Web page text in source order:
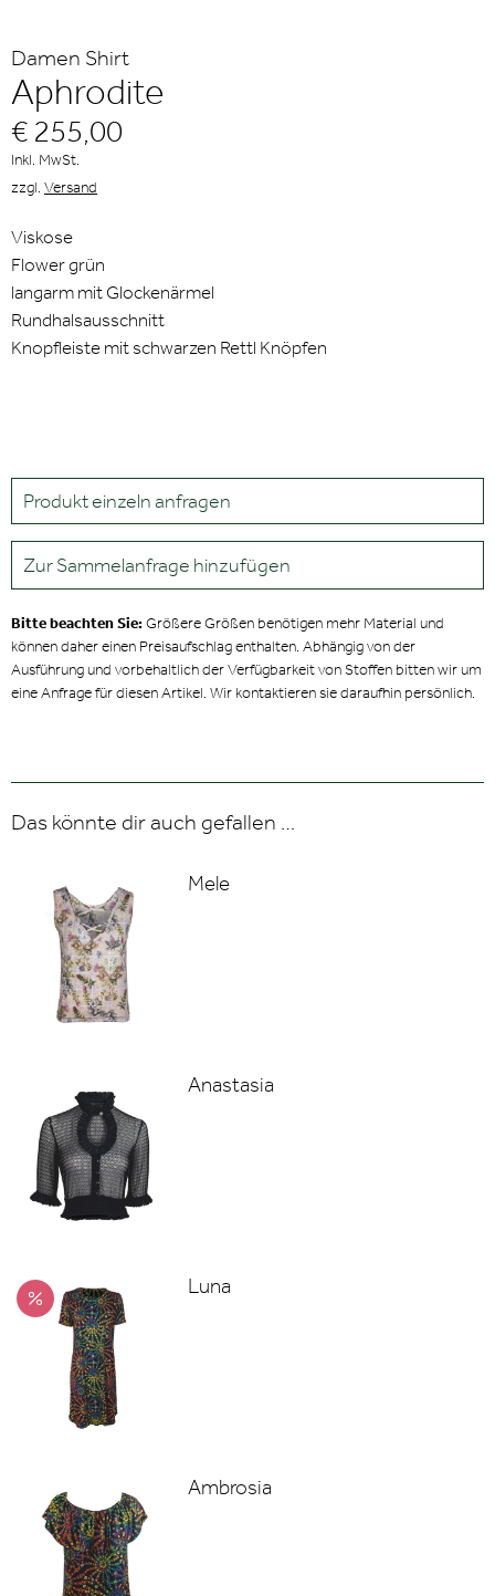
Damen Shirt
Aphrodite
€ 255,00
Inkl. MwSt.
zzgl. Versand
Viskose
Flower grün
langarm mit Glockenärmel
Rundhalsausschnitt
Knopfleiste mit schwarzen Rettl Knöpfen
Produkt einzeln anfragen
Zur Sammelanfrage hinzufügen
Bitte beachten Sie:Größere Größen benötigen mehr Material und
können daher einen Preisaufschlag enthalten. Abhängig von der
Ausführung und vorbehaltlich der Verfügbarkeit von Stoffen bitten wir um
eine Anfrage für diesen Artikel. Wir kontaktieren sie daraufhin persönlich.
Das könnte dir auch gefallen …
Mele
Anastasia
Luna
Ambrosia